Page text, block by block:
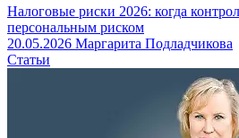
Налоговые риски 2026: когда
персональным риском
20.05.2026 Маргарита Подладчикова
Статьи